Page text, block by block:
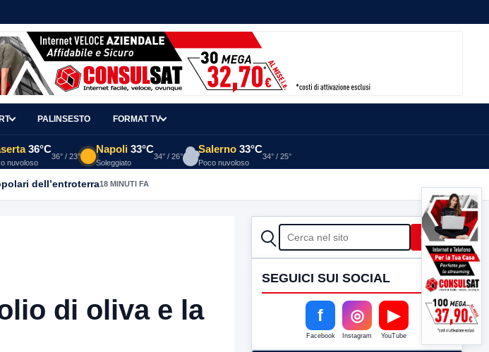
PALINSESTO FORMAT TV
36°C
nuvoloso
36° / 23°
Napoli 33°C
Soleggiato
34° / 26°
Salerno 33°C
Poco nuvoloso
34° / 25°
dell’entroterra18 MINUTI FA
di oliva e la
CERCA Cerca
SEGUICI SUI SOCIAL
f
Facebook
◎
Instagram
▶
YouTube